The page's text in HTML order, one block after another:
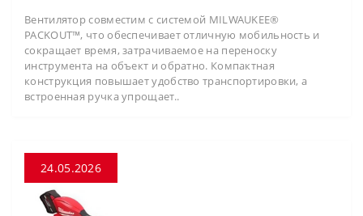
Вентилятор совместим с системой MILWAUKEE®
PACKOUT™, что обеспечивает отличную мобильность и
сокращает время, затрачиваемое на переноску
инструмента на объект и обратно. Компактная
конструкция повышает удобство транспортировки, а
встроенная ручка упрощает..
24.05.2026